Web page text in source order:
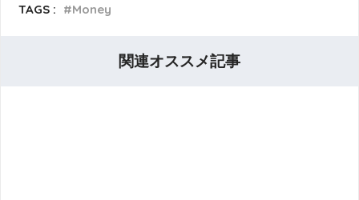
TAGS :
Money
関連オススメ記事